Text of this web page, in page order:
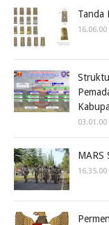
Tanda
16.06.00
03.01.00
MARS
16.35.00